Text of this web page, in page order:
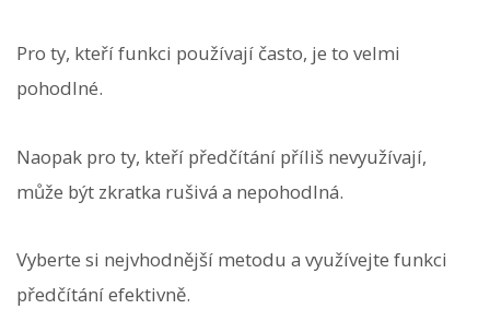
Pro ty, kteří funkci používají často, je to velmi
pohodlné.
Naopak pro ty, kteří předčítání příliš nevyužívají,
může být zkratka rušivá a nepohodlná.
Vyberte si nejvhodnější metodu a využívejte funkci
předčítání efektivně.